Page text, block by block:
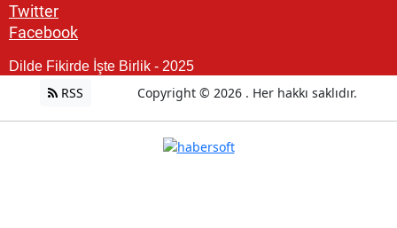
Twitter
Facebook
Dilde Fikirde İşte Birlik - 2025
RSS Copyright © 2026 . Her hakkı saklıdır.